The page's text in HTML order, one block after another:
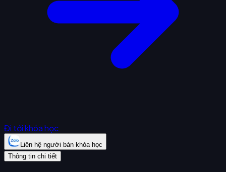
Đi tới khóa học
Liên hệ người bán khóa học
Thông tin chi tiết